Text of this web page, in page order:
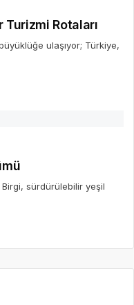
Turizmi Rotaları
ulaşıyor; Türkiye,
Birgi, sürdürülebilir yeşil